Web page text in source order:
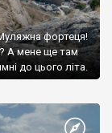
фортеця!
А мене ще там
до цього літа.